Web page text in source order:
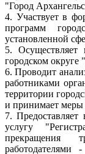
"Город
4. Участвует в
программ
установленной
5.
городском округе
6. Проводит
работниками
территории
и принимает
7.
услугу
прекращения